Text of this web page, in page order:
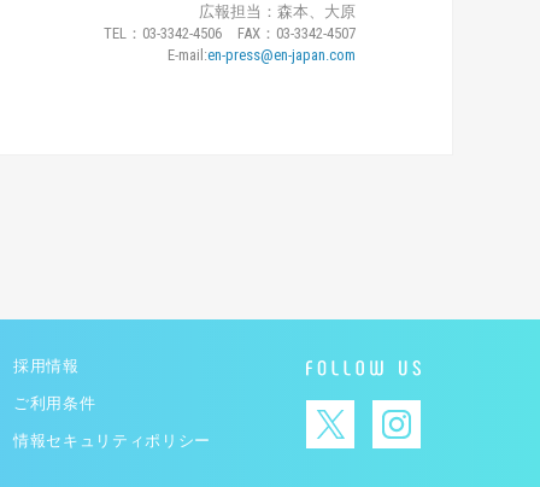
広報担当：森本、大原
TEL：03-3342-4506 FAX：03-3342-4507
E-mail:en-press@en-japan.com
採用情報
ご利用条件
情報セキュリティポリシー